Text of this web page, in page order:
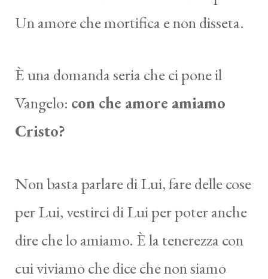
Un amore che mortifica e non disseta.
È una domanda seria che ci pone il
Vangelo: con che amore amiamo
Cristo?
Non basta parlare di Lui, fare delle cose
per Lui, vestirci di Lui per poter anche
dire che lo amiamo. È la tenerezza con
cui viviamo che dice che non siamo